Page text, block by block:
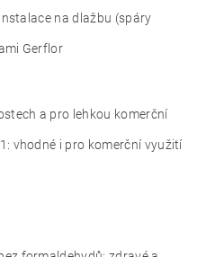
na dlažbu (spáry
Gerflor
a pro lehkou komerční
vhodné i pro komerční využití